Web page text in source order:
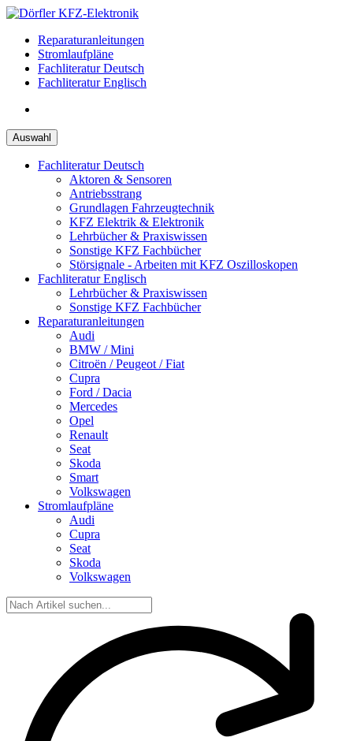
Zum
springenReparaturanleitungen
Stromlaufpläne
Fachliteratur Deutsch
Fachliteratur Englisch
Auswahl
Fachliteratur Deutsch
Aktoren & Sensoren
Antriebsstrang
Grundlagen Fahrzeugtechnik
KFZ Elektrik & Elektronik
Lehrbücher & Praxiswissen
Sonstige KFZ Fachbücher
Störsignale - Arbeiten mit KFZ Oszilloskopen
Fachliteratur Englisch
Lehrbücher & Praxiswissen
Sonstige KFZ Fachbücher
Reparaturanleitungen
Audi
BMW / Mini
Citroën / Peugeot / Fiat
Cupra
Ford / Dacia
Mercedes
Opel
Renault
Seat
Skoda
Smart
Volkswagen
Stromlaufpläne
Audi
Cupra
Seat
Skoda
Volkswagen